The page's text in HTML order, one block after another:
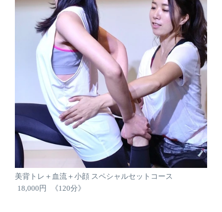
美背トレ＋血流＋小顔 スペシャルセットコース
18,000円
《120分》